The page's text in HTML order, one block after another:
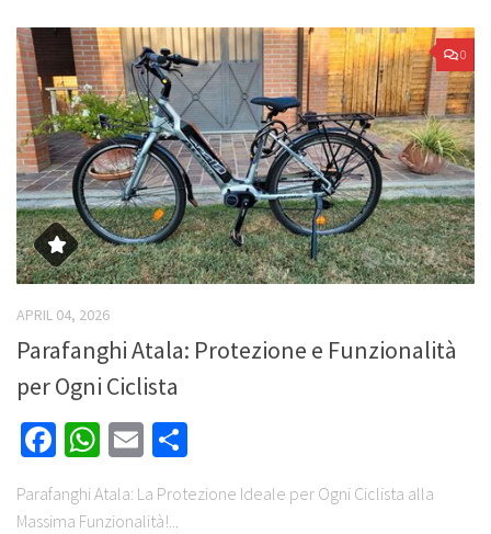
0
APRIL 04, 2026
Parafanghi Atala: Protezione e Funzionalità
per Ogni Ciclista
Facebook
WhatsApp
Email
Parafanghi Atala: La Protezione Ideale per Ogni Ciclista alla
Massima Funzionalità!...